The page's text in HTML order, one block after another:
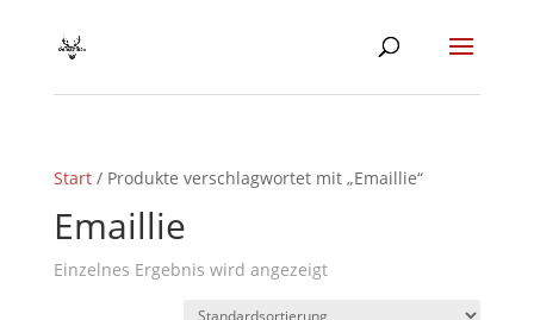
Start/ Produkte verschlagwortet mit „Emaillie“
Emaillie
Einzelnes Ergebnis wird angezeigt